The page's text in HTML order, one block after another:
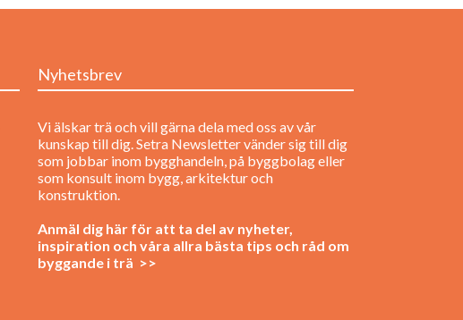
Nyhetsbrev
Vi älskar trä och vill gärna dela med oss av vår
kunskap till dig. Setra Newsletter vänder sig till dig
som jobbar inom bygghandeln, på byggbolag eller
som konsult inom bygg, arkitektur och
konstruktion.
Anmäl dig här för att ta del av nyheter,
inspiration och våra allra bästa tips och råd om
byggande i trä >>